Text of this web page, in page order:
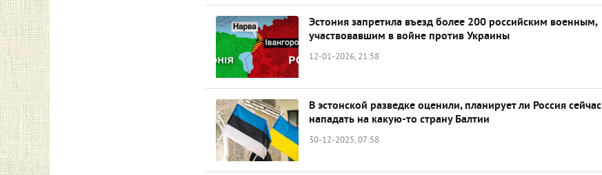
Эстония запретила въезд более 200 российским военным,
участвовавшим в войне против Украины
12-01-2026, 21:58
В эстонской разведке оценили, планирует ли Россия сейчас
нападать на какую-то страну Балтии
30-12-2025, 07:58